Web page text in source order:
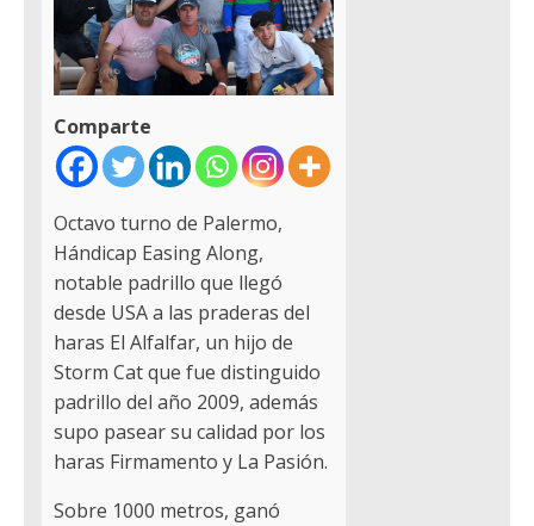
Comparte
Octavo turno de Palermo,
Hándicap Easing Along,
notable padrillo que llegó
desde USA a las praderas del
haras El Alfalfar, un hijo de
Storm Cat que fue distinguido
padrillo del año 2009, además
supo pasear su calidad por los
haras Firmamento y La Pasión.
Sobre 1000 metros, ganó